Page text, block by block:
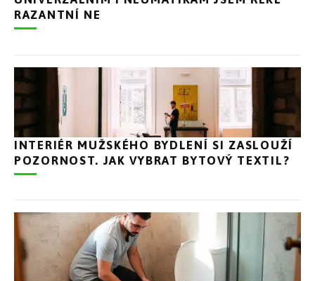
RAZANTNÍ NE
INTERIÉR MUŽSKÉHO BYDLENÍ SI ZASLOUŽÍ
POZORNOST. JAK VYBRAT BYTOVÝ TEXTIL?